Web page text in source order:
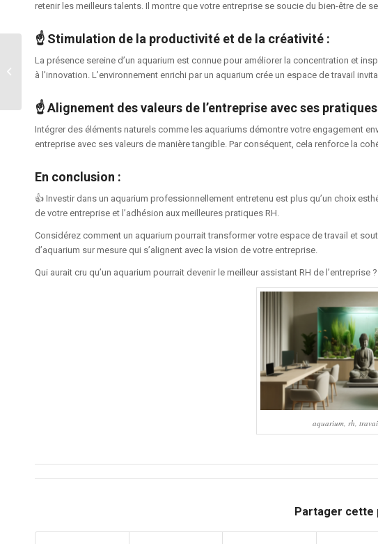
retenir les meilleurs talents. Il montre que votre entreprise se soucie du bien-être de
☝️ Stimulation de la productivité et de la créativité :
La présence sereine d’un aquarium est connue pour améliorer la concentration et
à l’innovation. L’environnement enrichi par un aquarium crée un espace de travail
☝️Alignement des valeurs de l’entreprise avec ses pratiques
Intégrer des éléments naturels comme les aquariums démontre votre engagement
entreprise avec ses valeurs de manière tangible. Par conséquent, cela renforce la
En conclusion :
👍 Investir dans un aquarium professionnellement entretenu est plus qu’un choix
de votre entreprise et l’adhésion aux meilleures pratiques RH.
Considérez comment un aquarium pourrait transformer votre espace de travail et
d’aquarium sur mesure qui s’alignent avec la vision de votre entreprise.
Qui aurait cru qu’un aquarium pourrait devenir le meilleur assistant RH de
aquarium, rh,
Partager cette
Les Bienfaits des
Aquariums dans les